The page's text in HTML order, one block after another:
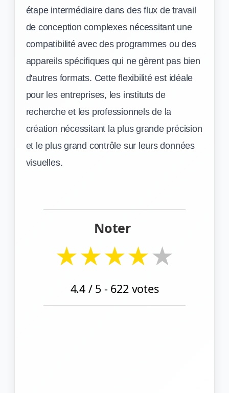
étape intermédiaire dans des flux de travail
de conception complexes nécessitant une
compatibilité avec des programmes ou des
appareils spécifiques qui ne gèrent pas bien
d'autres formats. Cette flexibilité est idéale
pour les entreprises, les instituts de
recherche et les professionnels de la
création nécessitant la plus grande précision
et le plus grand contrôle sur leurs données
visuelles.
Noter
★★★★★
4.4/ 5 - 622 votes